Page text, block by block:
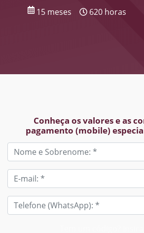
15 meses 620 horas
Conheça os valores e as
pagamento (mobile)